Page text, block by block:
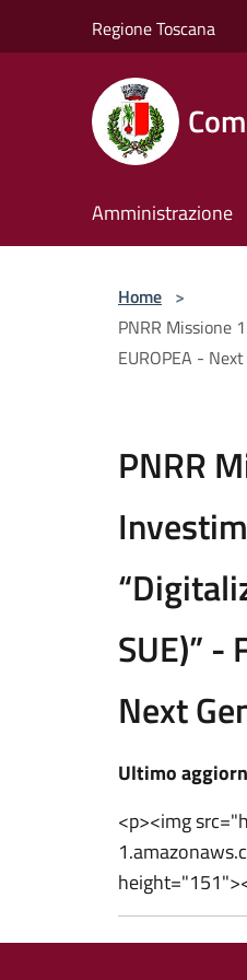
Regione Toscana
Amministrazione
Home >
PNRR Missione
EUROPEA -
PNRR
SUE)” -
Next
Ultimo
<p><img